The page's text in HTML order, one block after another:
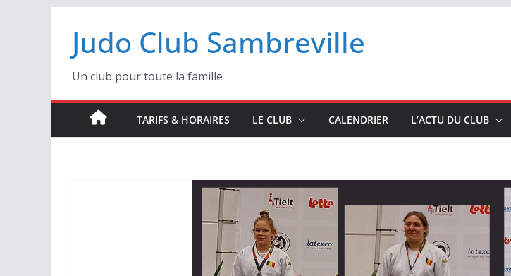
contenu
Judo Club Sambreville
Un club pour toute la famille
TARIFS & HORAIRES LE CLUB CALENDRIER L’ACTU DU CLUB